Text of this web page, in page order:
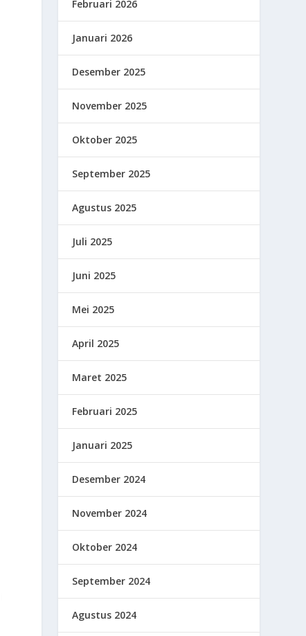
Februari 2026
Januari 2026
Desember 2025
November 2025
Oktober 2025
September 2025
Agustus 2025
Juli 2025
Juni 2025
Mei 2025
April 2025
Maret 2025
Februari 2025
Januari 2025
Desember 2024
November 2024
Oktober 2024
September 2024
Agustus 2024